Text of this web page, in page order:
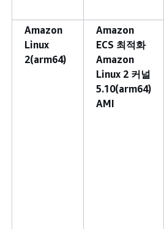
Amazon
Linux
2(arm64)
Amazon
ECS 최적화
Amazon
Linux 2 커널
5.10(arm64)
AMI